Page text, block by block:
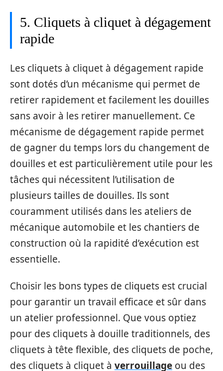
5. Cliquets à cliquet à dégagement
rapide
Les cliquets à cliquet à dégagement rapide
sont dotés d’un mécanisme qui permet de
retirer rapidement et facilement les douilles
sans avoir à les retirer manuellement. Ce
mécanisme de dégagement rapide permet
de gagner du temps lors du changement de
douilles et est particulièrement utile pour les
tâches qui nécessitent l’utilisation de
plusieurs tailles de douilles. Ils sont
couramment utilisés dans les ateliers de
mécanique automobile et les chantiers de
construction où la rapidité d’exécution est
essentielle.
Choisir les bons types de cliquets est crucial
pour garantir un travail efficace et sûr dans
un atelier professionnel. Que vous optiez
pour des cliquets à douille traditionnels, des
cliquets à tête flexible, des cliquets de poche,
des cliquets à cliquet à verrouillage ou des